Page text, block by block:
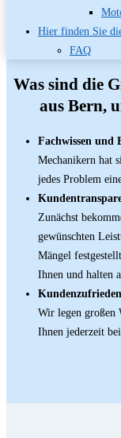
Hier finden Sie
FAQ
Was sind die
aus Bern,
Fachwissen und
Mechanikern hat
jedes Problem
Zunächst
gewünschten
Mängel
Ihnen und halten
Wir legen großen
Ihnen jederzeit